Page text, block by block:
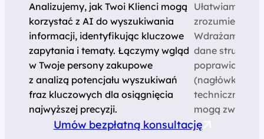
Analizujemy, jak Twoi Klienci mogą
korzystać z AI do wyszukiwania
informacji, identyfikując kluczowe
zapytania i tematy. Łączymy wgląd
w Twoje persony zakupowe
z analizą potencjału wyszukiwań
fraz kluczowych dla osiągnięcia
najwyższej precyzji.
Ułatwiamy
zrozumienie
Wdrażamy lub
dane
poprawiamy
(nagłówki,
techniczne na
mogą zwracać
Umów bezpłatną konsultację